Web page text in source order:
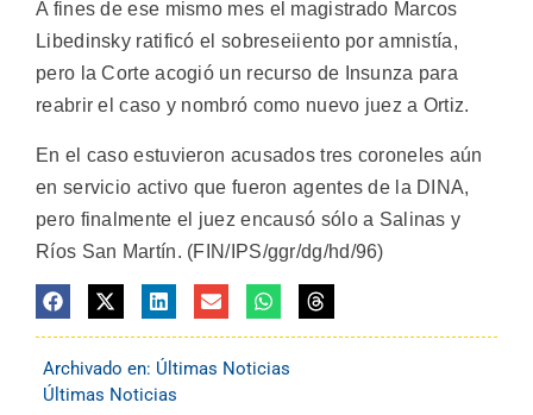
A fines de ese mismo mes el magistrado Marcos
Libedinsky ratificó el sobreseiiento por amnistía,
pero la Corte acogió un recurso de Insunza para
reabrir el caso y nombró como nuevo juez a Ortiz.
En el caso estuvieron acusados tres coroneles aún
en servicio activo que fueron agentes de la DINA,
pero finalmente el juez encausó sólo a Salinas y
Ríos San Martín. (FIN/IPS/ggr/dg/hd/96)
Archivado en: Últimas Noticias
Últimas Noticias